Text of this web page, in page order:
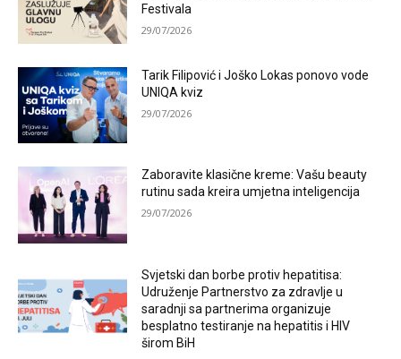
Festivala
29/07/2026
Tarik Filipović i Joško Lokas ponovo vode
UNIQA kviz
29/07/2026
Zaboravite klasične kreme: Vašu beauty
rutinu sada kreira umjetna inteligencija
29/07/2026
Svjetski dan borbe protiv hepatitisa:
Udruženje Partnerstvo za zdravlje u
saradnji sa partnerima organizuje
besplatno testiranje na hepatitis i HIV
širom BiH